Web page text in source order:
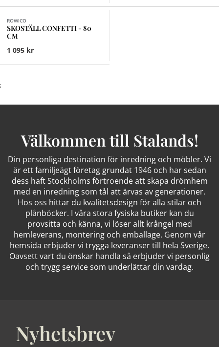
ROWICO
SKOSTÄLL CONFETTI - 80
CM
1 095 kr
;
Välkommen till Stalands!
Din personliga destination för inredning och möbler. Vi
är ett familjeägt företag grundat 1946 och har sedan
dess haft Stockholms förtroende att skapa drömhem
med en inredning som tål att ärvas av generationer.
Hos oss hittar du kvalitetsdesign för alla stilar och
plånböcker. I våra stora fysiska butiker kan du
provsitta och känna, vi löser allt krångel med
hemleverans, montering och emballage. Genom vår
hemsida erbjuder vi trygga leveranser till hela Sverige.
Oavsett vart du önskar handla så erbjuder vi personlig
och trygg service som underlättar din vardag.
Nyhetsbrev